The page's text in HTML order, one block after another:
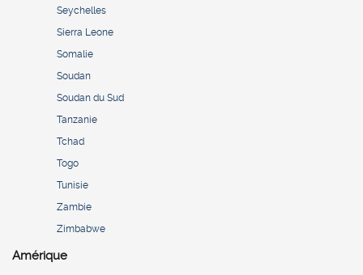
Seychelles
Sierra Leone
Somalie
Soudan
Soudan du Sud
Tanzanie
Tchad
Togo
Tunisie
Zambie
Zimbabwe
Amérique